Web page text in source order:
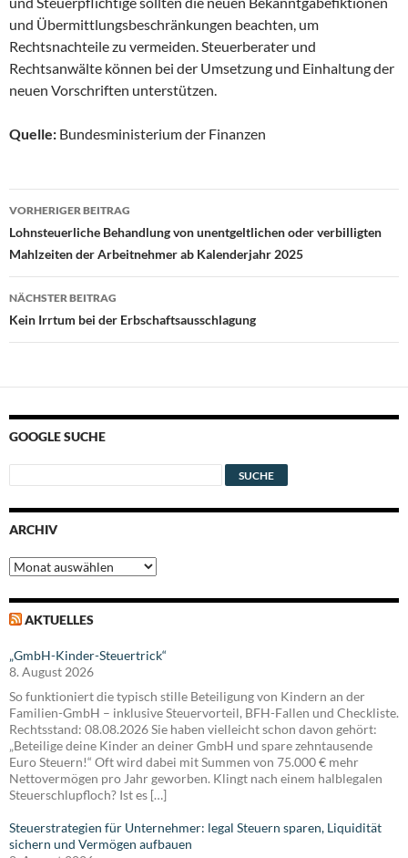
und Übermittlungsbeschränkungen beachten, um
Rechtsnachteile zu vermeiden. Steuerberater und
Rechtsanwälte können bei der Umsetzung und Einhaltung der
neuen Vorschriften unterstützen.
Quelle: Bundesministerium der Finanzen
Beitragsnavigation
VORHERIGER BEITRAG
Lohnsteuerliche Behandlung von unentgeltlichen oder verbilligten
Mahlzeiten der Arbeitnehmer ab Kalenderjahr 2025
NÄCHSTER BEITRAG
Kein Irrtum bei der Erbschaftsausschlagung
GOOGLE SUCHE
ARCHIV
Archiv
AKTUELLES
„GmbH-Kinder-Steuertrick“
8. August 2026
So funktioniert die typisch stille Beteiligung von Kindern an der
Familien-GmbH – inklusive Steuervorteil, BFH-Fallen und Checkliste.
Rechtsstand: 08.08.2026 Sie haben vielleicht schon davon gehört:
„Beteilige deine Kinder an deiner GmbH und spare zehntausende
Euro Steuern!“ Oft wird dabei mit Summen von 75.000 € mehr
Nettovermögen pro Jahr geworben. Klingt nach einem halblegalen
Steuerschlupfloch? Ist es […]
Steuerstrategien für Unternehmer: legal Steuern sparen, Liquidität
sichern und Vermögen aufbauen